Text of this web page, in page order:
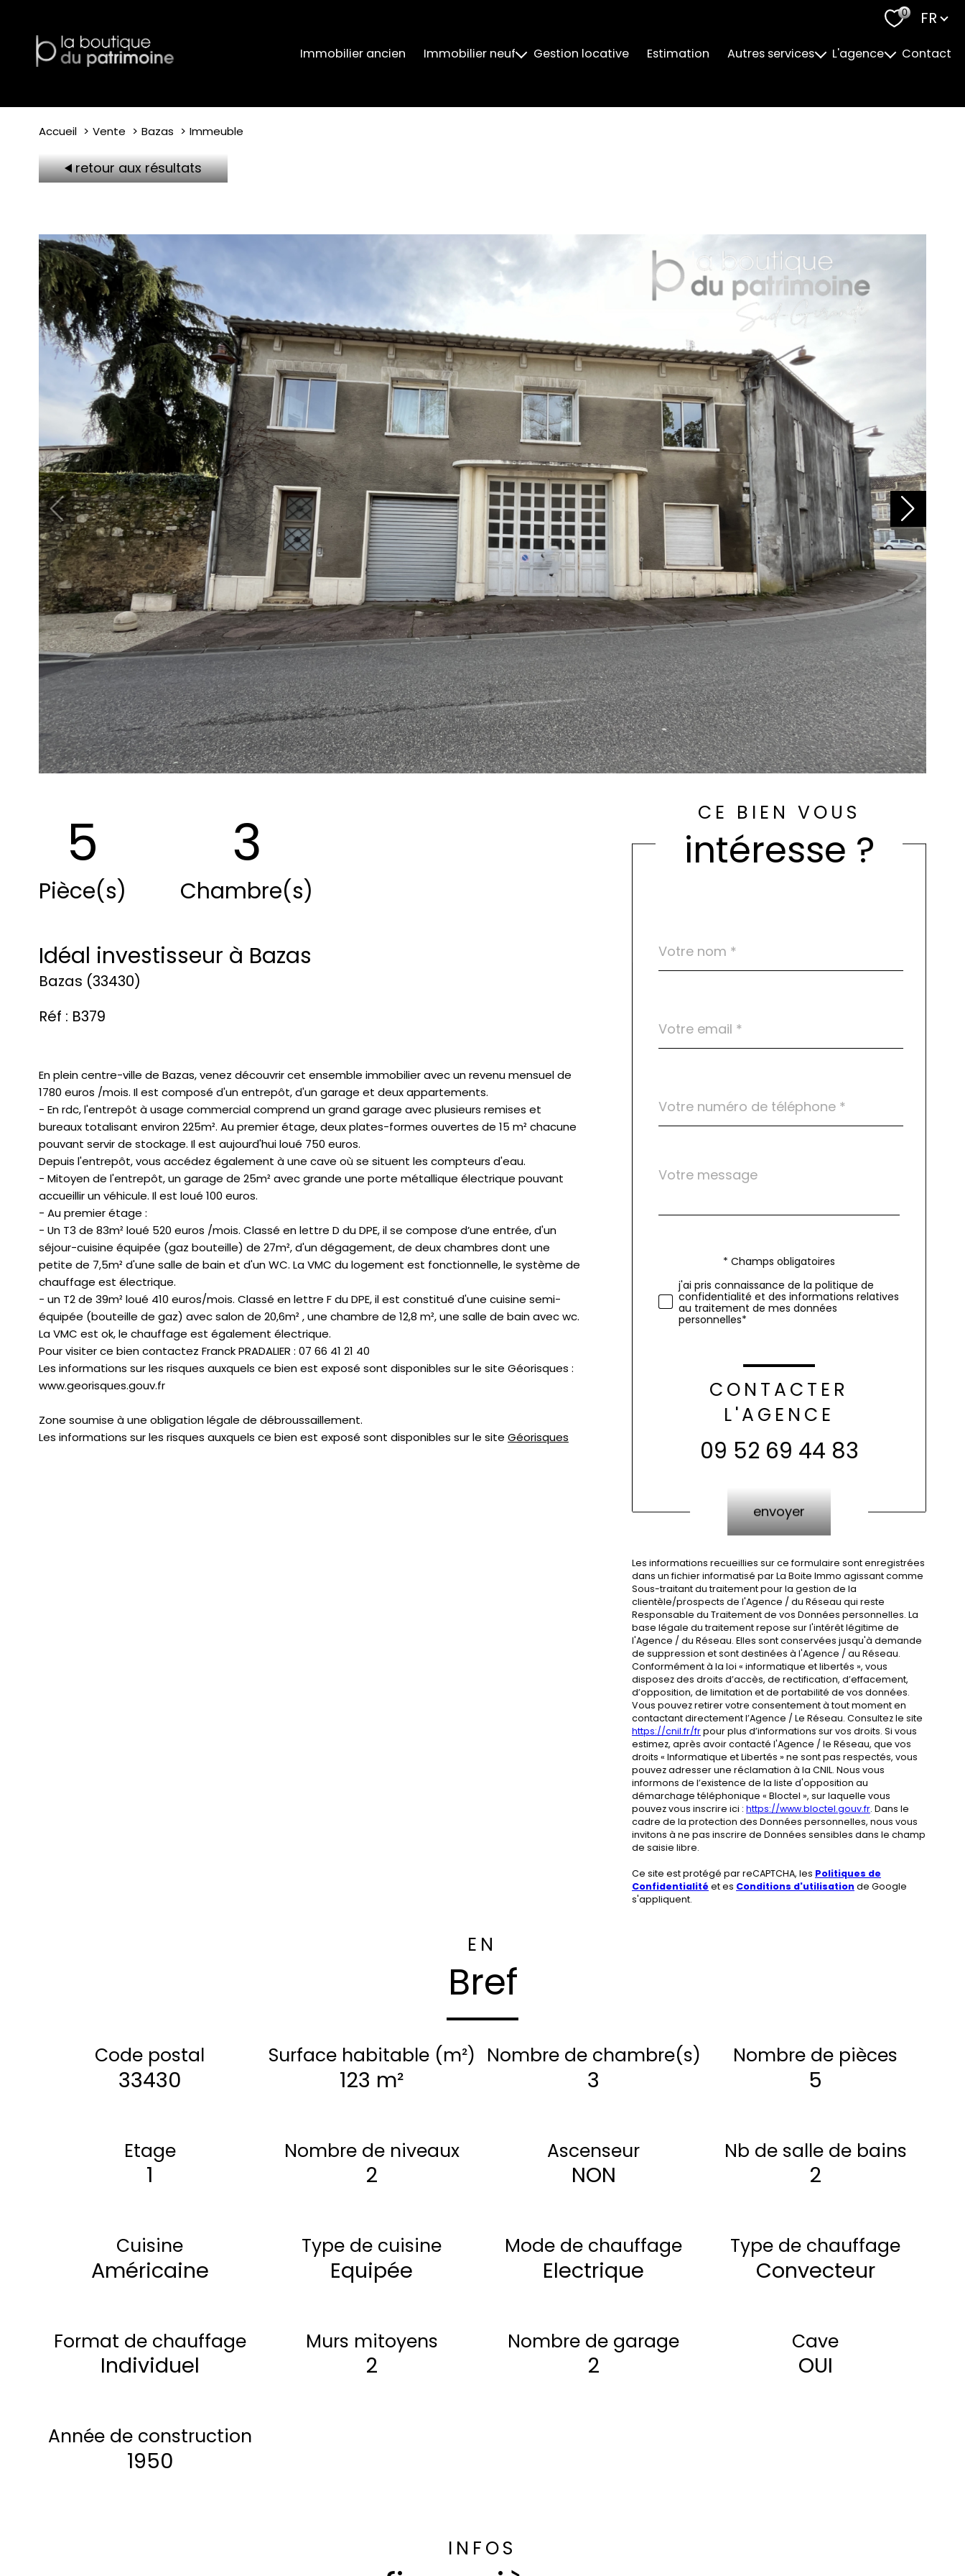
0 FR
Immobilier ancien Immobilier neuf Gestion locative Estimation Autres services L'agence Contact
Accueil Vente Bazas Immeuble
retour aux résultats
5
Pièce(s)
3
Chambre(s)
Idéal investisseur à Bazas
Bazas (33430)
Réf : B379
En plein centre-ville de Bazas, venez découvrir cet ensemble immobilier avec un revenu mensuel de
1780 euros /mois. Il est composé d'un entrepôt, d'un garage et deux appartements.
- En rdc, l'entrepôt à usage commercial comprend un grand garage avec plusieurs remises et
bureaux totalisant environ 225m². Au premier étage, deux plates-formes ouvertes de 15 m² chacune
pouvant servir de stockage. Il est aujourd'hui loué 750 euros.
Depuis l'entrepôt, vous accédez également à une cave où se situent les compteurs d'eau.
- Mitoyen de l'entrepôt, un garage de 25m² avec grande une porte métallique électrique pouvant
accueillir un véhicule. Il est loué 100 euros.
- Au premier étage :
- Un T3 de 83m² loué 520 euros /mois. Classé en lettre D du DPE, il se compose d’une entrée, d'un
séjour-cuisine équipée (gaz bouteille) de 27m², d'un dégagement, de deux chambres dont une
petite de 7,5m² d'une salle de bain et d'un WC. La VMC du logement est fonctionnelle, le système de
chauffage est électrique.
- un T2 de 39m² loué 410 euros/mois. Classé en lettre F du DPE, il est constitué d'une cuisine semi-
équipée (bouteille de gaz) avec salon de 20,6m² , une chambre de 12,8 m², une salle de bain avec wc.
La VMC est ok, le chauffage est également électrique.
Pour visiter ce bien contactez Franck PRADALIER : 07 66 41 21 40
Les informations sur les risques auxquels ce bien est exposé sont disponibles sur le site Géorisques :
www.georisques.gouv.fr
Zone soumise à une obligation légale de débroussaillement.
Les informations sur les risques auxquels ce bien est exposé sont disponibles sur le site Géorisques
CE BIEN VOUS
intéresse ?
par
*
*
*
Fieldset
défaut
Message
*
Validation* Champs obligatoires
j'ai pris connaissance de la politique de
confidentialité et des informations relatives
au traitement de mes données
personnelles*
CONTACTER
L'AGENCE
09 52 69 44 83
envoyer
Les informations recueillies sur ce formulaire sont enregistrées
dans un fichier informatisé par La Boite Immo agissant comme
Sous-traitant du traitement pour la gestion de la
clientèle/prospects de l'Agence / du Réseau qui reste
Responsable du Traitement de vos Données personnelles. La
base légale du traitement repose sur l'intérêt légitime de
l'Agence / du Réseau. Elles sont conservées jusqu'à demande
de suppression et sont destinées à l'Agence / au Réseau.
Conformément à la loi « informatique et libertés », vous
disposez des droits d’accès, de rectification, d’effacement,
d’opposition, de limitation et de portabilité de vos données.
Vous pouvez retirer votre consentement à tout moment en
contactant directement l’Agence / Le Réseau. Consultez le site
https://cnil.fr/frpour plus d’informations sur vos droits. Si vous
estimez, après avoir contacté l'Agence / le Réseau, que vos
droits « Informatique et Libertés » ne sont pas respectés, vous
pouvez adresser une réclamation à la CNIL. Nous vous
informons de l’existence de la liste d'opposition au
démarchage téléphonique « Bloctel », sur laquelle vous
pouvez vous inscrire ici : https://www.bloctel.gouv.fr. Dans le
cadre de la protection des Données personnelles, nous vous
invitons à ne pas inscrire de Données sensibles dans le champ
de saisie libre.
Ce site est protégé par reCAPTCHA, les Politiques de
Confidentialité et es Conditions d'utilisation de Google
s'appliquent.
EN
Bref
Code postal
33430
Surface habitable (m²)
123 m²
Nombre de chambre(s)
3
Nombre de pièces
5
Etage
1
Nombre de niveaux
2
Ascenseur
NON
Nb de salle de bains
2
Cuisine
Américaine
Type de cuisine
Equipée
Mode de chauffage
Electrique
Type de chauffage
Convecteur
Format de chauffage
Individuel
Murs mitoyens
2
Nombre de garage
2
Cave
OUI
Année de construction
1950
INFOS